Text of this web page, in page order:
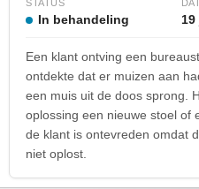
STATUS
In behandeling 19
Een klant ontving een
ontdekte dat er muizen aan
een muis uit de doos sprong.
oplossing een nieuwe stoel of
de klant is ontevreden omdat
niet oplost.